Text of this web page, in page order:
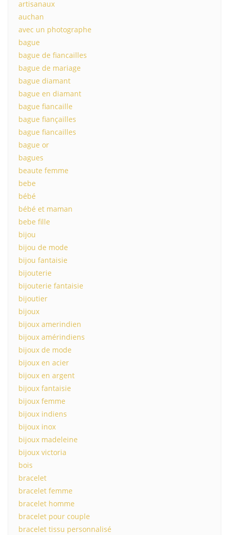
artisanaux
auchan
avec un photographe
bague
bague de fiancailles
bague de mariage
bague diamant
bague en diamant
bague fiancaille
bague fiançailles
bague fiancailles
bague or
bagues
beaute femme
bebe
bébé
bébé et maman
bebe fille
bijou
bijou de mode
bijou fantaisie
bijouterie
bijouterie fantaisie
bijoutier
bijoux
bijoux amerindien
bijoux amérindiens
bijoux de mode
bijoux en acier
bijoux en argent
bijoux fantaisie
bijoux femme
bijoux indiens
bijoux inox
bijoux madeleine
bijoux victoria
bois
bracelet
bracelet femme
bracelet homme
bracelet pour couple
bracelet tissu personnalisé